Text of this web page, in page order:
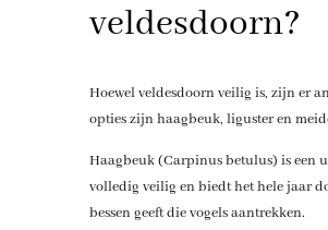
veldesdoorn?
Hoewel veldesdoorn veilig is, zijn er
opties zijn haagbeuk, liguster en
Haagbeuk (Carpinus betulus) is een
volledig veilig en biedt het hele jaar
bessen geeft die vogels aantrekken.